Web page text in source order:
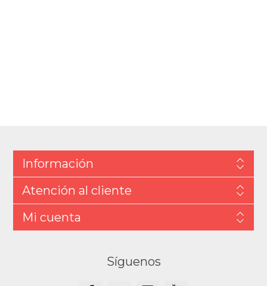
Información
Atención al cliente
Mi cuenta
Síguenos